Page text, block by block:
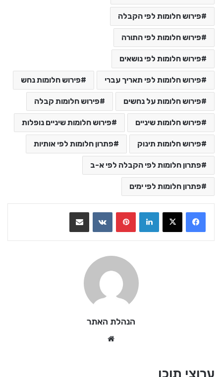
פירוש חלומות לפי הקבלה
פירוש חלומות לפי התורה
פירוש חלומות לפי נושאים
פירוש חלומות לפי תאריך עברי פירוש חלומות נחש
פירוש חלומות על נחשים פירוש חלומות קבלה
פירוש חלומות שיניים פירוש חלומות שיניים נופלות
פירוש חלומות תינוק פתרון חלומות לפי אותיות
פתרון חלומות לפי הקבלה לפי א-ב
פתרון חלומות לפי ימים
LinkedIn
VKontakte
הנהלת האתר
ערוצי תוכן